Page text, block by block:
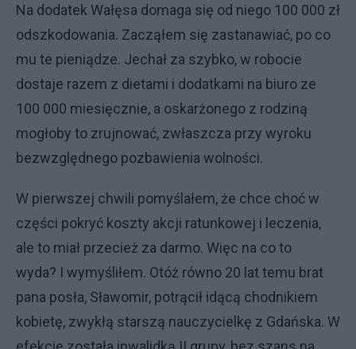
Na dodatek Wałęsa domaga się od niego 100 000 zł
odszkodowania. Zacząłem się zastanawiać, po co
mu te pieniądze. Jechał za szybko, w robocie
dostaje razem z dietami i dodatkami na biuro ze
100 000 miesięcznie, a oskarżonego z rodziną
mogłoby to zrujnować, zwłaszcza przy wyroku
bezwzględnego pozbawienia wolności.
W pierwszej chwili pomyślałem, że chce choć w
części pokryć koszty akcji ratunkowej i leczenia,
ale to miał przecież za darmo. Więc na co to
wyda? I wymyśliłem. Otóż równo 20 lat temu brat
pana posła, Sławomir, potrącił idącą chodnikiem
kobietę, zwykłą starszą nauczycielkę z Gdańska. W